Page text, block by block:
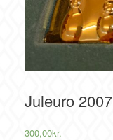
Juleuro
300,00kr.